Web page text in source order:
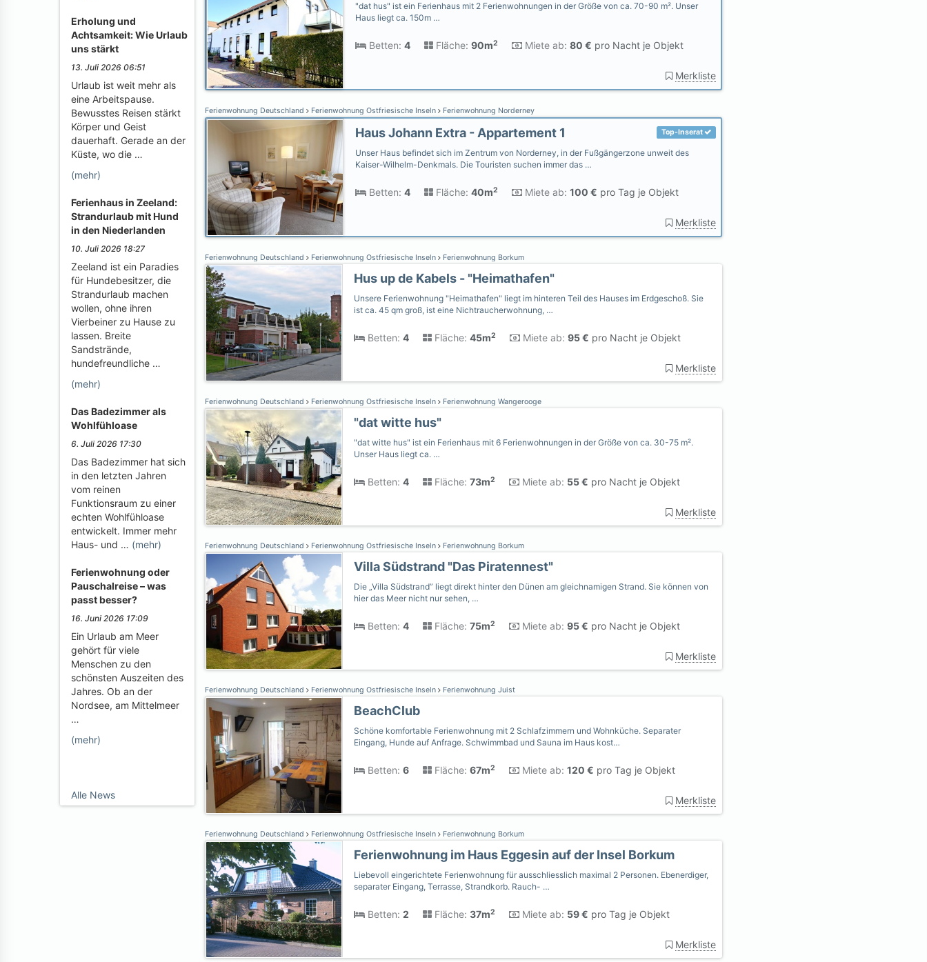
Erholung und
Achtsamkeit: Wie Urlaub
uns stärkt
13. Juli 2026 06:51
Urlaub ist weit mehr als
eine Arbeitspause.
Bewusstes Reisen stärkt
Körper und Geist
dauerhaft. Gerade an der
Küste, wo die …
(mehr)
Ferienhaus in Zeeland:
Strandurlaub mit Hund
in den Niederlanden
10. Juli 2026 18:27
Zeeland ist ein Paradies
für Hundebesitzer, die
Strandurlaub machen
wollen, ohne ihren
Vierbeiner zu Hause zu
lassen. Breite
Sandstrände,
hundefreundliche …
(mehr)
Das Badezimmer als
Wohlfühloase
6. Juli 2026 17:30
Das Badezimmer hat sich
in den letzten Jahren
vom reinen
Funktionsraum zu einer
echten Wohlfühloase
entwickelt. Immer mehr
Haus- und … (mehr)
Ferienwohnung oder
Pauschalreise – was
passt besser?
16. Juni 2026 17:09
Ein Urlaub am Meer
gehört für viele
Menschen zu den
schönsten Auszeiten des
Jahres. Ob an der
Nordsee, am Mittelmeer
…
(mehr)
Alle News
"dat hus" ist ein Ferienhaus mit 2 Ferienwohnungen in der Größe von ca. 70-90 m². Unser
Haus liegt ca. 150m …
Betten: 4 Fläche: 90m2 Miete ab: 80 € pro Nacht je Objekt
Merkliste
Ferienwohnung Deutschland Ferienwohnung Ostfriesische Inseln Ferienwohnung Norderney
Top-Inserat
Haus Johann Extra - Appartement 1
Unser Haus befindet sich im Zentrum von Norderney, in der Fußgängerzone unweit des
Kaiser-Wilhelm-Denkmals. Die Touristen suchen immer das …
Betten: 4 Fläche: 40m2 Miete ab: 100 € pro Tag je Objekt
Merkliste
Ferienwohnung Deutschland Ferienwohnung Ostfriesische Inseln Ferienwohnung Borkum
Hus up de Kabels - "Heimathafen"
Unsere Ferienwohnung "Heimathafen" liegt im hinteren Teil des Hauses im Erdgeschoß. Sie
ist ca. 45 qm groß, ist eine Nichtraucherwohnung, …
Betten: 4 Fläche: 45m2 Miete ab: 95 € pro Nacht je Objekt
Merkliste
Ferienwohnung Deutschland Ferienwohnung Ostfriesische Inseln Ferienwohnung Wangerooge
"dat witte hus"
"dat witte hus" ist ein Ferienhaus mit 6 Ferienwohnungen in der Größe von ca. 30-75 m².
Unser Haus liegt ca. …
Betten: 4 Fläche: 73m2 Miete ab: 55 € pro Nacht je Objekt
Merkliste
Ferienwohnung Deutschland Ferienwohnung Ostfriesische Inseln Ferienwohnung Borkum
Villa Südstrand "Das Piratennest"
Die „Villa Südstrand” liegt direkt hinter den Dünen am gleichnamigen Strand. Sie können von
hier das Meer nicht nur sehen, …
Betten: 4 Fläche: 75m2 Miete ab: 95 € pro Nacht je Objekt
Merkliste
Ferienwohnung Deutschland Ferienwohnung Ostfriesische Inseln Ferienwohnung Juist
BeachClub
Schöne komfortable Ferienwohnung mit 2 Schlafzimmern und Wohnküche. Separater
Eingang, Hunde auf Anfrage. Schwimmbad und Sauna im Haus kost…
Betten: 6 Fläche: 67m2 Miete ab: 120 € pro Tag je Objekt
Merkliste
Ferienwohnung Deutschland Ferienwohnung Ostfriesische Inseln Ferienwohnung Borkum
Ferienwohnung im Haus Eggesin auf der Insel Borkum
Liebevoll eingerichtete Ferienwohnung für ausschliesslich maximal 2 Personen. Ebenerdiger,
separater Eingang, Terrasse, Strandkorb. Rauch- …
Betten: 2 Fläche: 37m2 Miete ab: 59 € pro Tag je Objekt
Merkliste